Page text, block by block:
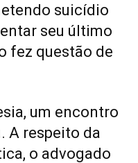
suicídio
seu último
fez questão de
um encontro
A respeito da
o advogado